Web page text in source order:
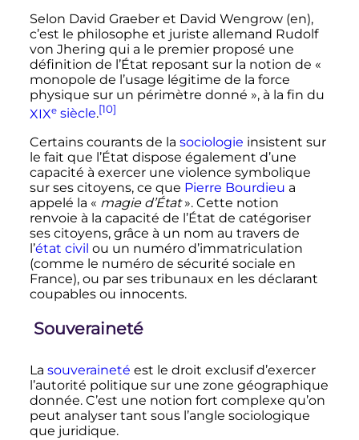
Selon David Graeber et David Wengrow (en),
c’est le philosophe et juriste allemand Rudolf
von Jhering qui a le premier proposé une
définition de l’État reposant sur la notion de «
monopole de l’usage légitime de la force
physique sur un périmètre donné », à la fin du
XIXesiècle.[10]
Certains courants de la sociologie insistent sur
le fait que l’État dispose également d’une
capacité à exercer une violence symbolique
sur ses citoyens, ce que Pierre Bourdieu a
appelé la « magie d’État ». Cette notion
renvoie à la capacité de l’État de catégoriser
ses citoyens, grâce à un nom au travers de
l’état civil ou un numéro d’immatriculation
(comme le numéro de sécurité sociale en
France), ou par ses tribunaux en les déclarant
coupables ou innocents.
Souveraineté
La souveraineté est le droit exclusif d’exercer
l’autorité politique sur une zone géographique
donnée. C’est une notion fort complexe qu’on
peut analyser tant sous l’angle sociologique
que juridique.